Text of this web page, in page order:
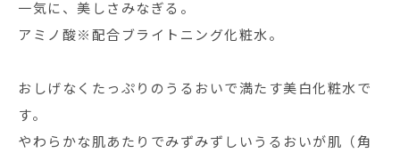
一気に、美しさみなぎる。
アミノ酸※配合ブライトニング化粧水。
おしげなくたっぷりのうるおいで満たす美白化粧水で
す。
やわらかな肌あたりでみずみずしいうるおいが肌（角